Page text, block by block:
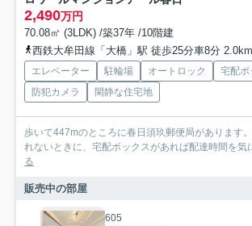
2,490万円
70.08㎡ (3LDK) /築37年 /10階建
西鉄大牟田線「大橋」駅 徒歩25分車8分 2.0km
エレベーター 駐輪場 オートロック
宅配ボ
防犯カメラ
閑静な住宅地
歩いて447mのところに春日須玖郵便局があります
れないときに、宅配ボックスがあれば配達時間を気
る
販売中の部屋
605